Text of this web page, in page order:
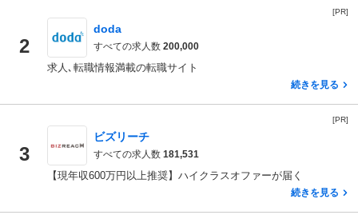
[PR]
2
doda
すべての求人数 200,000
求人､転職情報満載の転職サイト
続きを見る
[PR]
3
ビズリーチ
すべての求人数 181,531
【現年収600万円以上推奨】ハイクラスオファーが届く
続きを見る